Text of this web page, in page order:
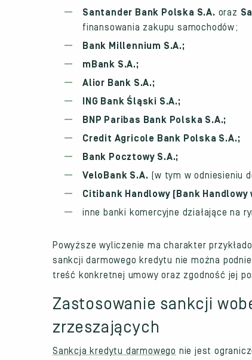
Santander Bank Polska S.A. oraz
finansowania zakupu samochodów;
Bank Millennium S.A.;
mBank S.A.;
Alior Bank S.A.;
ING Bank Śląski S.A.;
BNP Paribas Bank Polska S.A.;
Credit Agricole Bank Polska S.A.;
Bank Pocztowy S.A.;
VeloBank S.A. (w tym w odniesieniu
Citibank Handlowy (Bank Handlowy
inne banki komercyjne działające na
Powyższe wyliczenie ma charakter
sankcji darmowego kredytu nie można
treść konkretnej umowy oraz zgodność jej
Zastosowanie sankcji
zrzeszających
Sankcja kredytu darmowego nie jest